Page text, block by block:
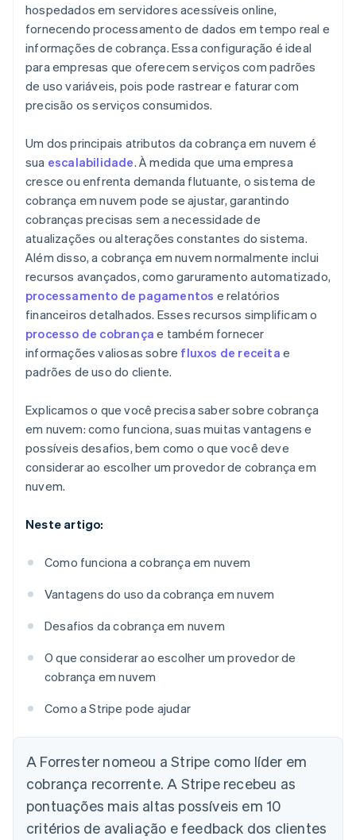
hospedados em servidores acessíveis online,
fornecendo processamento de dados em tempo real e
informações de cobrança. Essa configuração é ideal
para empresas que oferecem serviços com padrões
de uso variáveis, pois pode rastrear e faturar com
precisão os serviços consumidos.
Um dos principais atributos da cobrança em nuvem é
sua escalabilidade. À medida que uma empresa
cresce ou enfrenta demanda flutuante, o sistema de
cobrança em nuvem pode se ajustar, garantindo
cobranças precisas sem a necessidade de
atualizações ou alterações constantes do sistema.
Além disso, a cobrança em nuvem normalmente inclui
recursos avançados, como garuramento automatizado,
processamento de pagamentos e relatórios
financeiros detalhados. Esses recursos simplificam o
processo de cobrança e também fornecer
informações valiosas sobre fluxos de receita e
padrões de uso do cliente.
Explicamos o que você precisa saber sobre cobrança
em nuvem: como funciona, suas muitas vantagens e
possíveis desafios, bem como o que você deve
considerar ao escolher um provedor de cobrança em
nuvem.
Neste artigo:
Como funciona a cobrança em nuvem
Vantagens do uso da cobrança em nuvem
Desafios da cobrança em nuvem
O que considerar ao escolher um provedor de
cobrança em nuvem
Como a Stripe pode ajudar
A Forrester nomeou a Stripe como líder em
cobrança recorrente. A Stripe recebeu as
pontuações mais altas possíveis em 10
critérios de avaliação e feedback dos clientes